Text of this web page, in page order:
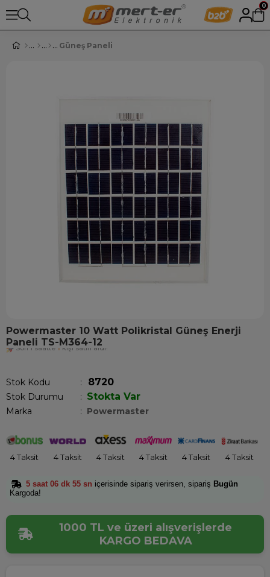
0
Güneş Paneli
Powermaster 10 Watt Polikristal Güneş Enerji
Paneli TS-M364-12
kişi satın aldı!
Stok Kodu 8720
Stok Durumu : Stokta Var
Marka : Powermaster
4 Taksit 4 Taksit 4 Taksit 4 Taksit 4 Taksit 4 Taksit
5 saat 06 dk 55 sn içerisinde sipariş verirsen, sipariş Bugün
Kargoda!
1000 TL ve üzeri alışverişlerde
KARGO BEDAVA